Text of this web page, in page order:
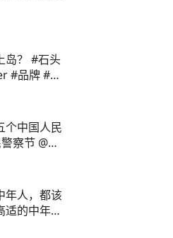
岛？ #石头
#品牌 #足
中国人民
察节 @抖
年人，都该
适的中年逆